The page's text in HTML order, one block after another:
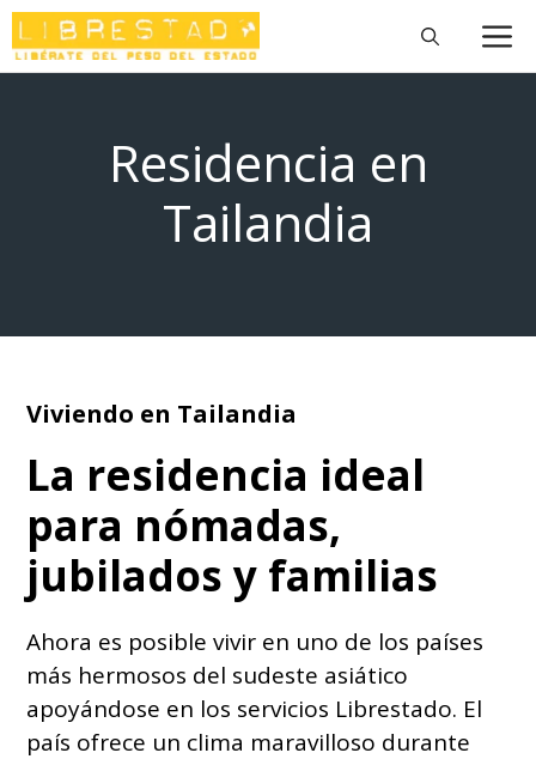
Saltar
al
contenido
Residencia en
Tailandia
Viviendo en Tailandia
La residencia ideal
para nómadas,
jubilados y familias
Ahora es posible vivir en uno de los países
más hermosos del sudeste asiático
apoyándose en los servicios Librestado. El
país ofrece un clima maravilloso durante